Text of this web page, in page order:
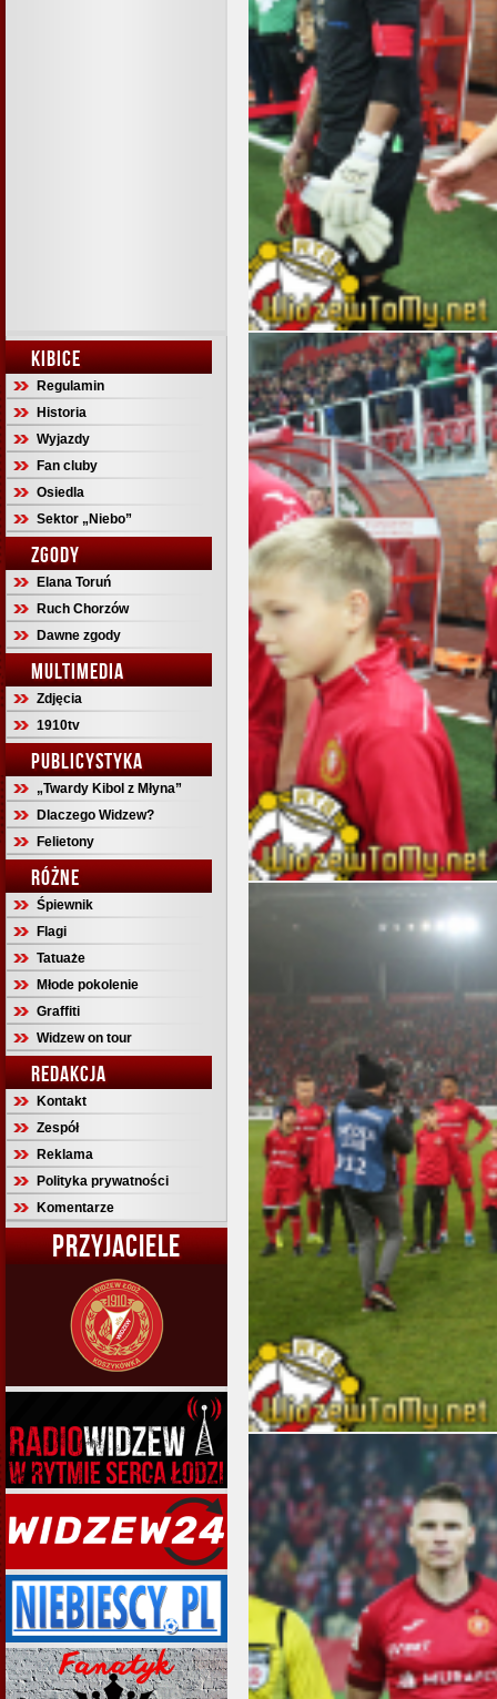
KIBICE
Regulamin
Historia
Wyjazdy
Fan cluby
Osiedla
Sektor „Niebo”
ZGODY
Elana Toruń
Ruch Chorzów
Dawne zgody
MULTIMEDIA
Zdjęcia
1910tv
PUBLICYSTYKA
„Twardy Kibol z Młyna”
Dlaczego Widzew?
Felietony
RÓŻNE
Śpiewnik
Flagi
Tatuaże
Młode pokolenie
Graffiti
Widzew on tour
REDAKCJA
Kontakt
Zespół
Reklama
Polityka prywatności
Komentarze
PRZYJACIELE